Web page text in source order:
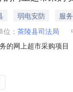
弱电安防
服务
： 茶陵县司法局
的网上超市采购项
:-二、采购单位信